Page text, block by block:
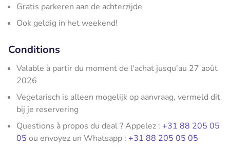
Gratis parkeren aan de achterzijde
Ook geldig in het weekend!
Conditions
Valable à partir du moment de l'achat jusqu'au 27 août
2026
Vegetarisch is alleen mogelijk op aanvraag, vermeld dit
bij je reservering
Questions à propos du deal ? Appelez : +31 88 205 05
05 ou envoyez un Whatsapp : +31 88 205 05 05